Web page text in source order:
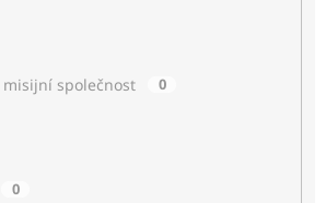
misijní společnost 0
0